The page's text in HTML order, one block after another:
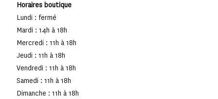
Horaires boutique
Lundi : fermé
Mardi : 14h à 18h
Mercredi : 11h à 18h
Jeudi : 11h à 18h
Vendredi : 11h à 18h
Samedi : 11h à 18h
Dimanche : 11h à 18h